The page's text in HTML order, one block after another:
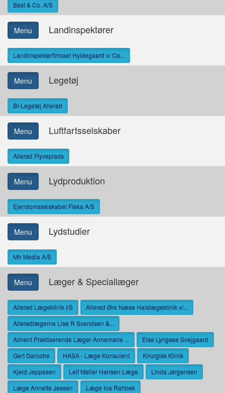
Bast & Co. A/S
Menu Landinspektører
Landinspektørfirmaet Hyldegaard v/ Ca...
Menu Legetøj
Br-Legetøj Allerød
Menu Luftfartsselskaber
Allerød Flyveplads
Menu Lydproduktion
Ejendomsselskabet Fleka A/S
Menu Lydstudier
Mh Media A/S
Menu Læger & Speciallæger
Allerød Lægeklinik I/S
Allerød Øre Næse Halslægeklinik v/...
Allerødlægerne Lise R Svendsen &...
Alment Praktiserende Læger Annemarie ...
Else Lyngsøe Svejgaard
Gert Garoche
HASA - Læge Konsulent
Kirurgisk Klinik
Kjeld Jeppesen
Leif Møller Hansen Læge
Linda Jørgensen
Læge Annette Jessen
Læge Ina Rahbek